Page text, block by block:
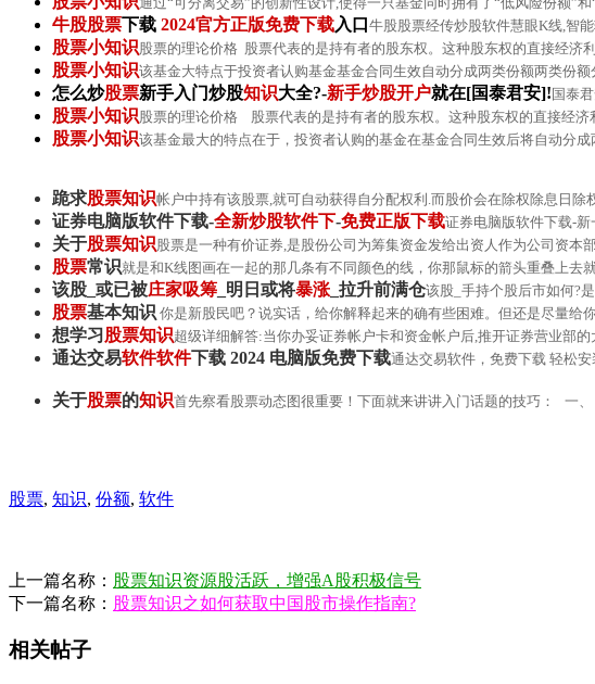
牛股股票下载 2024官方正版免费下载入口 牛股股票经传炒股软件慧眼K线,智
股票小知识 股票的理论价格 股票代表的是持有者的股东权。这种股东权的直接经济
股票小知识该基金大特点于投资者认购基金基金合同生效自动分成两类份额两类份
怎么炒股票新手入门炒股知识大全?-新手炒股开户就在[国泰君安]! 国泰
股票小知识 股票的理论价格 股票代表的是持有者的股东权。这种股东权的直接经
股票小知识该基金最大的特点在于，投资者认购的基金在基金合同生效后将自动分
跪求股票知识帐户中持有该股票,就可自动获得自分配权利.而股价会在除权除息日除
证券电脑版软件下载-全新炒股软件下-免费正版下载证券电脑版软件下载-新
关于股票知识 股票是一种有价证券,是股份公司为筹集资金发给出资人作为公司资本
股票常识就是和K线图画在一起的那几条有不同颜色的线，你那鼠标的箭头重叠上去
该股_或已被庄家吸筹 _明日或将暴涨 _拉升前满仓该股_手持个股后市如何?
股票基本知识 你是新股民吧？说实话，给你解释起来的确有些困难。但还是尽量
想学习 股票知识超级详细解答:当你办妥证券帐户卡和资金帐户后,推开证券营业部
通达交易软件软件下载 2024 电脑版免费下载通达交易软件，免费下载 轻松
关于股票的知识首先察看股票动态图很重要！下面就来讲讲入门话题的技巧： 一
股票, 知识, 份额, 软件
上一篇名称： 股票知识资源股活跃，增强A股积极信号
下一篇名称： 股票知识之如何获取中国股市操作指南?
相关帖子